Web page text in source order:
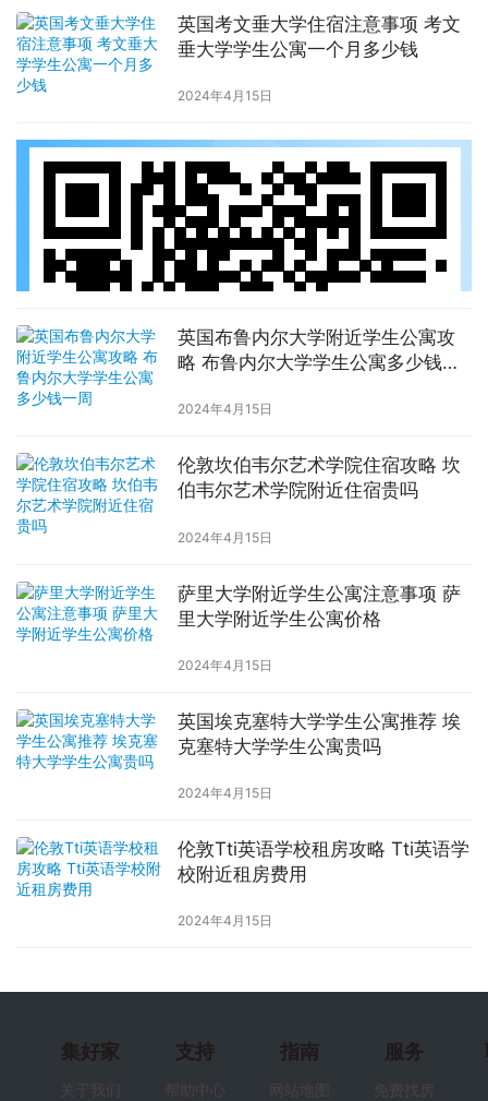
英国考文垂大学住宿注意事项 考文
垂大学学生公寓一个月多少钱
2024年4月15日
英国布鲁内尔大学附近学生公寓攻
略 布鲁内尔大学学生公寓多少钱一
2024年4月15日
伦敦坎伯韦尔艺术学院住宿攻略 坎
伯韦尔艺术学院附近住宿贵吗
2024年4月15日
萨里大学附近学生公寓注意事项 萨
里大学附近学生公寓价格
2024年4月15日
英国埃克塞特大学学生公寓推荐 埃
克塞特大学学生公寓贵吗
2024年4月15日
伦敦Tti英语学校租房攻略 Tti英语学
校附近租房费用
2024年4月15日
集好家
关于我们
支持
帮助中心
指南
网站地图
服务
免费找房